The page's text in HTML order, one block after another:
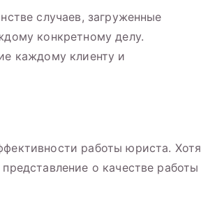
случаев, загруженные
конкретному делу.
каждому клиенту и
работы юриста. Хотя
о качестве работы